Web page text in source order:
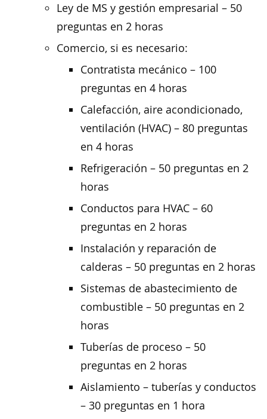
Ley de MS y gestión empresarial – 50
preguntas en 2 horas
Comercio, si es necesario:
Contratista mecánico – 100
preguntas en 4 horas
Calefacción, aire acondicionado,
ventilación (HVAC) – 80 preguntas
en 4 horas
Refrigeración – 50 preguntas en 2
horas
Conductos para HVAC – 60
preguntas en 2 horas
Instalación y reparación de
calderas – 50 preguntas en 2 horas
Sistemas de abastecimiento de
combustible – 50 preguntas en 2
horas
Tuberías de proceso – 50
preguntas en 2 horas
Aislamiento – tuberías y conductos
– 30 preguntas en 1 hora